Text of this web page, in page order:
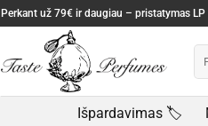
Perkant už 79€ ir daugiau – pristatymas
Išpardavimas 🏷️